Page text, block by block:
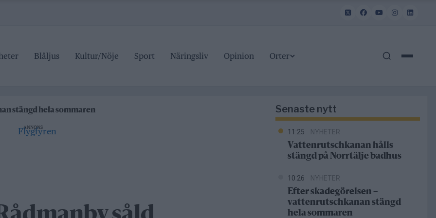
Blåljus Kultur/Nöje Sport Näringsliv Opinion Orter
ANNONS
Senaste nytt
11:25 NYHETER
Vattenrutschkanan hålls
stängd på Norrtälje badhus
10:26 NYHETER
Efter skadegörelsen –
vattenrutschkanan stängd
hela sommaren